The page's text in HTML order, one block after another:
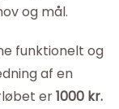
og mål.
funktionelt og
af en
er1000 kr.